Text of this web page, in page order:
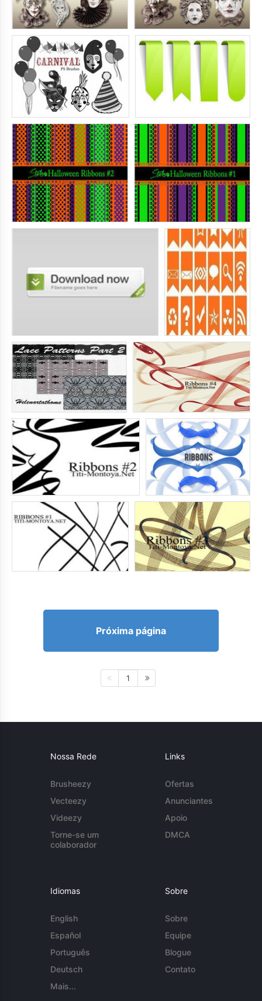
Próxima página
1
Nossa Rede
Brusheezy
Vecteezy
Videezy
Torne-se um
colaborador
Links
Ofertas
Anunciantes
Apoio
DMCA
Idiomas
English
Español
Português
Deutsch
Mais...
Sobre
Sobre
Equipe
Blogue
Contato